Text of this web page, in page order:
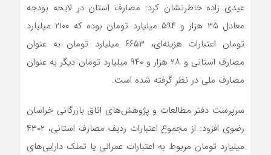
عیدی‌ زاده خاطرنشان کرد: مصارف استان در لایحه بودجه
معادل ۳۵ هزار و ۵۹۴ میلیارد تومان بوده که ۲۱۰۰ میلیارد
تومان اعتبارات هزینه‌ای، ۶۶۵۳ میلیارد تومان به‌ عنوان
مصارف استانی و ۲۸ هزار و ۹۴۰ میلیارد تومان دیگر به‌ عنوان
مصارف ملی در نظر گرفته‌ شده است.
سرپرست دفتر مطالعات و پژوهش‌های اتاق بازرگانی خراسان
رضوی افزود: از مجموع اعتبارات ردیف مصارف استانی، ۴۳۰۲
میلیارد تومان مربوط به اعتبارات عمرانی یا تملک دارایی‌های